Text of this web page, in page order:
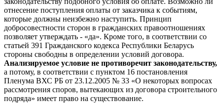
отнесение поступления оплаты от заказчика к событиям,
которые должны неизбежно наступить. Принцип
добросовестности сторон в гражданских правоотношениях
позволяет утверждать - «да». Кроме того, в соответствии со
статьей 391 Гражданского кодекса Республики Беларусь
стороны свободны в определении условий договора.
Анализируемое условие не противоречит законодательству,
а потому, в соответствии с пунктом 16 постановления
Пленума ВХС РБ от 23.12.2005 № 33 «О некоторых вопросах
рассмотрения споров, вытекающих из договора строительного
подряда» имеет право на существование.